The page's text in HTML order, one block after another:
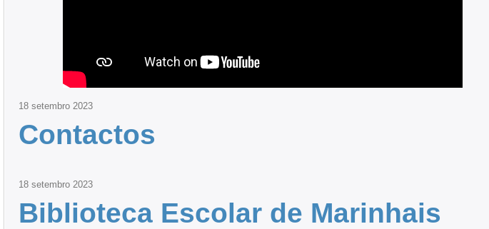
18 setembro 2023
Contactos
18 setembro 2023
Biblioteca Escolar de Marinhais